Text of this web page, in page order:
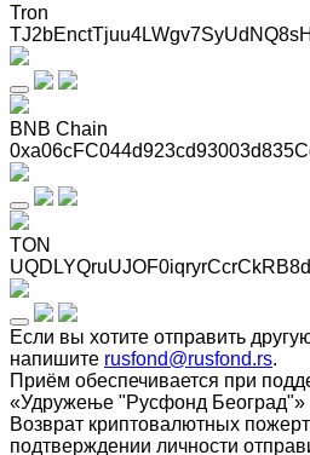
Tron
BNB Chain
TON
Если вы хотите отправить
напишите rusfond@rusfond.rs.
Приём обеспечивается при
«Удружење "Русфонд Београд"»
Возврат криптовалютных
подтверждении личности